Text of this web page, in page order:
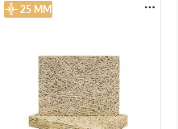
25 ММ